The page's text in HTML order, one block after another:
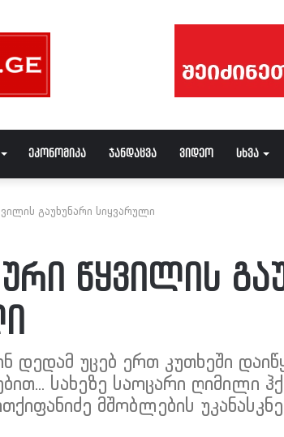
ეკონომიკა ჯანდაცვა ვიდეო სხვა
გაუხუნარი სიყვარული
წყვილის
დედამ უცებ ერთ კუთხეში
სახეზე საოცარი ღიმილი
მშობლების